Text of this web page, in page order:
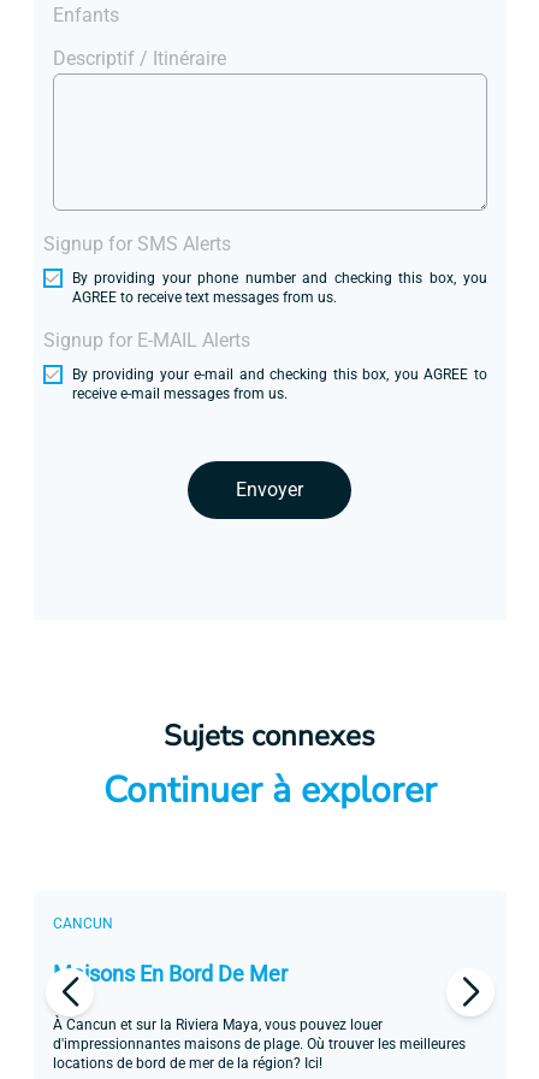
Enfants
Descriptif / Itinéraire
Signup for SMS Alerts
By providing your phone number and checking this box, you
AGREE to receive text messages from us.
Signup for E-MAIL Alerts
By providing your e-mail and checking this box, you AGREE to
receive e-mail messages from us.
Envoyer
Sujets connexes
Continuer à explorer
CANCUN
Maisons En Bord De Mer
À Cancun et sur la Riviera Maya, vous pouvez louer
d'impressionnantes maisons de plage. Où trouver les meilleures
locations de bord de mer de la région? Ici!